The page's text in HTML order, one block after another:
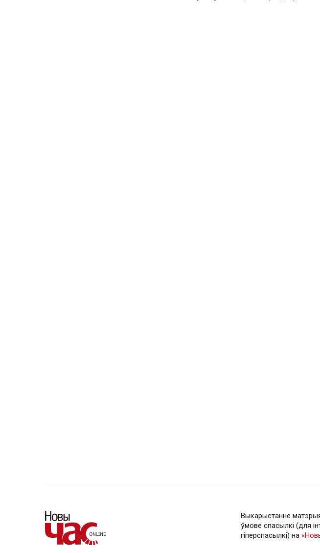
Выкарыстанне
ўмове спасылкі (для
гiперспасылкi) на